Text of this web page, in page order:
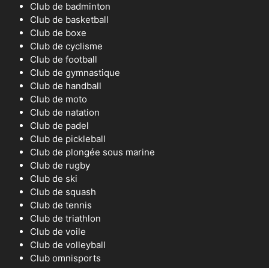
Club de badminton
Club de basketball
Club de boxe
Club de cyclisme
Club de football
Club de gymnastique
Club de handball
Club de moto
Club de natation
Club de padel
Club de pickleball
Club de plongée sous marine
Club de rugby
Club de ski
Club de squash
Club de tennis
Club de triathlon
Club de voile
Club de volleyball
Club omnisports